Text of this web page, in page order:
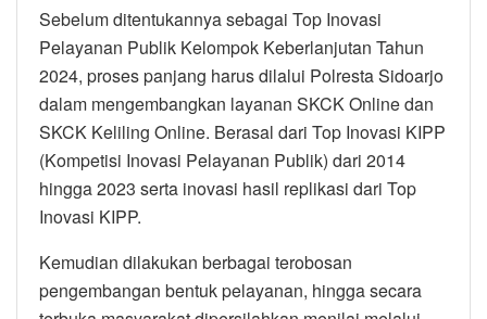
Sebelum ditentukannya sebagai Top Inovasi
Pelayanan Publik Kelompok Keberlanjutan Tahun
2024, proses panjang harus dilalui Polresta Sidoarjo
dalam mengembangkan layanan SKCK Online dan
SKCK Keliling Online. Berasal dari Top Inovasi KIPP
(Kompetisi Inovasi Pelayanan Publik) dari 2014
hingga 2023 serta inovasi hasil replikasi dari Top
Inovasi KIPP.
Kemudian dilakukan berbagai terobosan
pengembangan bentuk pelayanan, hingga secara